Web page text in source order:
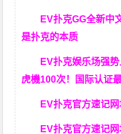
EV扑克GG全新中
是扑克的本质
EV扑克娱乐场强
虎機100次！国际认证最
EV扑克官方速记
EV扑克官方速记